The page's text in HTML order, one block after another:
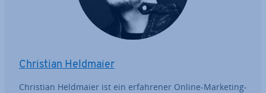
Christian Heldmaier
Christian Heldmaier ist ein er­fah­re­ner Online-Marketing-